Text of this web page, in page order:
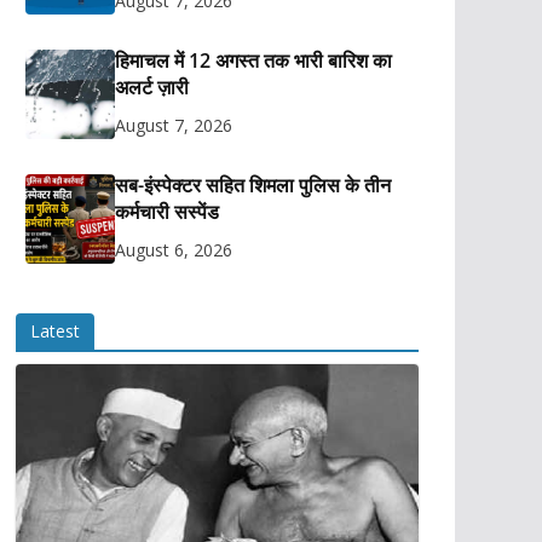
हिमाचल में 12 अगस्त तक भारी बारिश का
अलर्ट ज़ारी
August 7, 2026
सब-इंस्पेक्टर सहित शिमला पुलिस के तीन
कर्मचारी सस्पेंड
August 6, 2026
Latest